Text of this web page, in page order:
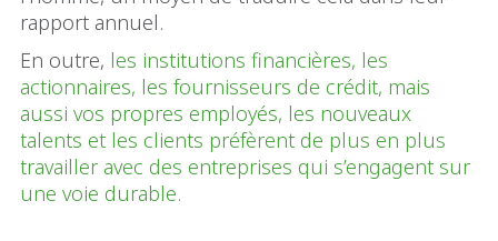
rapport annuel.
En outre, les institutions financières, les
actionnaires, les fournisseurs de crédit, mais
aussi vos propres employés, les nouveaux
talents et les clients préfèrent de plus en plus
travailler avec des entreprises qui s’engagent sur
une voie durable.